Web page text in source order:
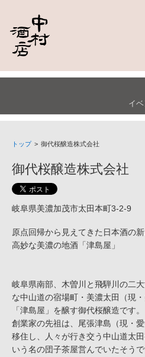
イベ
トップ > 御代桜醸造株式会社
御代桜醸造株式会社
岐阜県美濃加茂市太田本町3-2-9
原点回帰から見えてきた日本酒の
高妙な美濃の地酒「津島屋」
岐阜県南部、木曽川と飛騨川の二
な中山道の宿場町・美濃太田（現
「津島屋」を醸す御代桜醸造です。
創業家の先祖は、尾張津島（現・
移住し、人々が行き交う中山道太
いう名の団子茶屋営んでいたそう